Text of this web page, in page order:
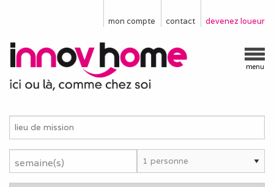
devenez loueur
contact
mon compte
menu
semaine(s)